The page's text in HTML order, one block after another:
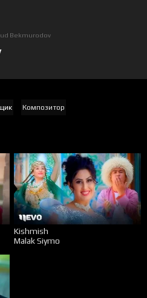
Bekmurodov
Композитор
Kishmish
Malak Siymo